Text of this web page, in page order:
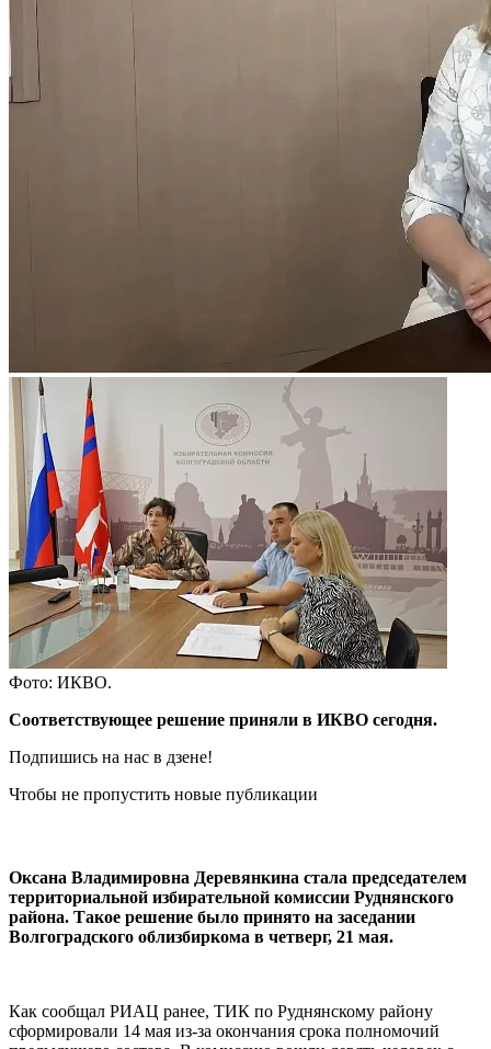
Фото: ИКВО.
Соответствующее решение приняли в ИКВО сегодня.
Подпишись на нас в дзене!
Чтобы не пропустить новые публикации
Оксана Владимировна Деревянкина стала председателем
территориальной избирательной комиссии Руднянского
района. Такое решение было принято на заседании
Волгоградского облизбиркома в четверг, 21 мая.
Как сообщал РИАЦ ранее, ТИК по Руднянскому району
сформировали 14 мая из-за окончания срока полномочий